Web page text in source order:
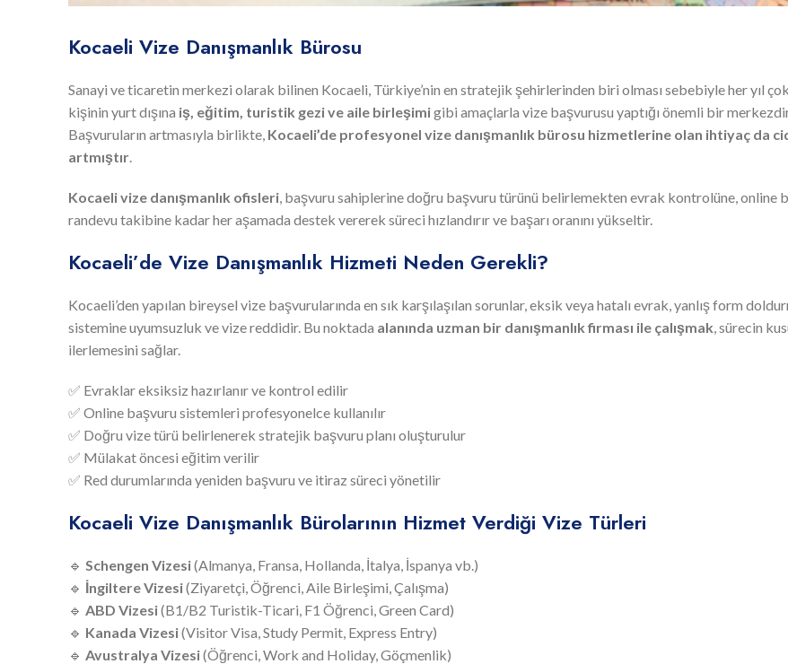
Kocaeli Vize Danışmanlık Bürosu
Sanayi ve ticaretin merkezi olarak bilinen Kocaeli, Türkiye’nin en stratejik şehirlerinden biri olması sebebiyle her yıl çok
kişinin yurt dışına iş, eğitim, turistik gezi ve aile birleşimigibi amaçlarla vize başvurusu yaptığı önemli bir
Başvuruların artmasıyla birlikte, Kocaeli’de profesyonel vize danışmanlık bürosu hizmetlerine olan ihtiyaç da
artmıştır.
Kocaeli vize danışmanlık ofisleri, başvuru sahiplerine doğru başvuru türünü belirlemekten evrak kontrolüne, online
randevu takibine kadar her aşamada destek vererek süreci hızlandırır ve başarı oranını yükseltir.
Kocaeli’de Vize Danışmanlık Hizmeti Neden Gerekli?
Kocaeli’den yapılan bireysel vize başvurularında en sık karşılaşılan sorunlar, eksik veya hatalı evrak, yanlış form
sistemine uyumsuzluk ve vize reddidir. Bu noktada alanında uzman bir danışmanlık firması ile çalışmak, sürecin
ilerlemesini sağlar.
✅ Evraklar eksiksiz hazırlanır ve kontrol edilir
✅ Online başvuru sistemleri profesyonelce kullanılır
✅ Doğru vize türü belirlenerek stratejik başvuru planı oluşturulur
✅ Mülakat öncesi eğitim verilir
✅ Red durumlarında yeniden başvuru ve itiraz süreci yönetilir
Kocaeli Vize Danışmanlık Bürolarının Hizmet Verdiği Vize Türleri
🔹 Schengen Vizesi(Almanya, Fransa, Hollanda, İtalya, İspanya vb.)
🔹 İngiltere Vizesi(Ziyaretçi, Öğrenci, Aile Birleşimi, Çalışma)
🔹 ABD Vizesi(B1/B2 Turistik-Ticari, F1 Öğrenci, Green Card)
🔹 Kanada Vizesi(Visitor Visa, Study Permit, Express Entry)
🔹 Avustralya Vizesi(Öğrenci, Work and Holiday, Göçmenlik)